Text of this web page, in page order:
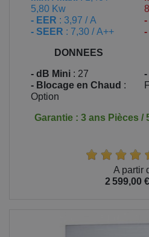
5,80 Kw
- EER : 3,97 / A
- SEER : 7,30 / A++
-
-
DONNEES
- dB Mini : 27
- Blocage en Chaud :
Option
Garantie : 3 ans Pièces /
A partir
2 599,00 €